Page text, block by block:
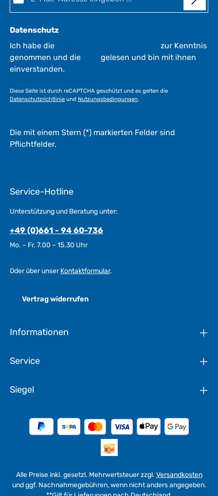
Datenschutz
Ich habe die
zur Kenntnis
genommen und die
gelesen und bin mit ihnen
einverstanden.
Diese Seite ist durch reCAPTCHA geschützt und es gelten die
Datenschutzrichtlinie und Nutzungsbedingungen.
Die mit einem Stern (*) markierten Felder sind
Pflichtfelder.
Service-Hotline
Unterstützung und Beratung unter:
+49 (0)661 - 94 60-736
Mo. – Fr. 7.00 – 15.30 Uhr
Oder über unserKontaktformular.
Vertrag widerrufen
Informationen
Service
Siegel
Alle Preise inkl. gesetzl. Mehrwertsteuer zzgl. Versandkosten
und ggf. Nachnahmegebühren, wenn nicht anders angegeben.